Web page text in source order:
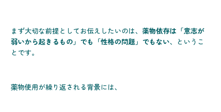
まず大切な前提としてお伝えしたいのは、薬物依存は「意志が
弱いから起きるもの」でも「性格の問題」でもない、というこ
とです。
薬物使用が繰り返される背景には、